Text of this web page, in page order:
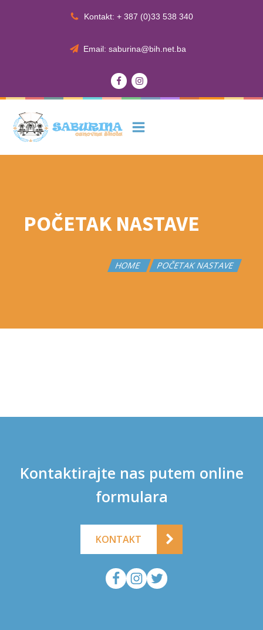
Kontakt: + 387 (0)33 538 340
Email: saburina@bih.net.ba
POČETAK NASTAVE
HOME POČETAK NASTAVE
Kontaktirajte nas putem online
formulara
KONTAKT